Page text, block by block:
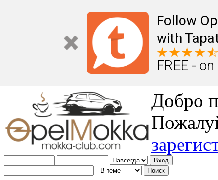
Follow
with
FREE -
Добро